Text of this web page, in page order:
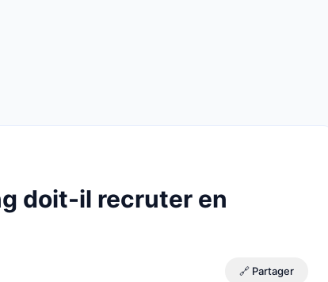
doit-il recruter en
🔗 Partager